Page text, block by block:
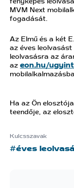
fényképes
MVM Next
fogadását.
Az Elmű és a két
az éves
leolvasásra az
az eon.hu/
Ha az Ön
teendője, az
Kulcsszavak
#éves